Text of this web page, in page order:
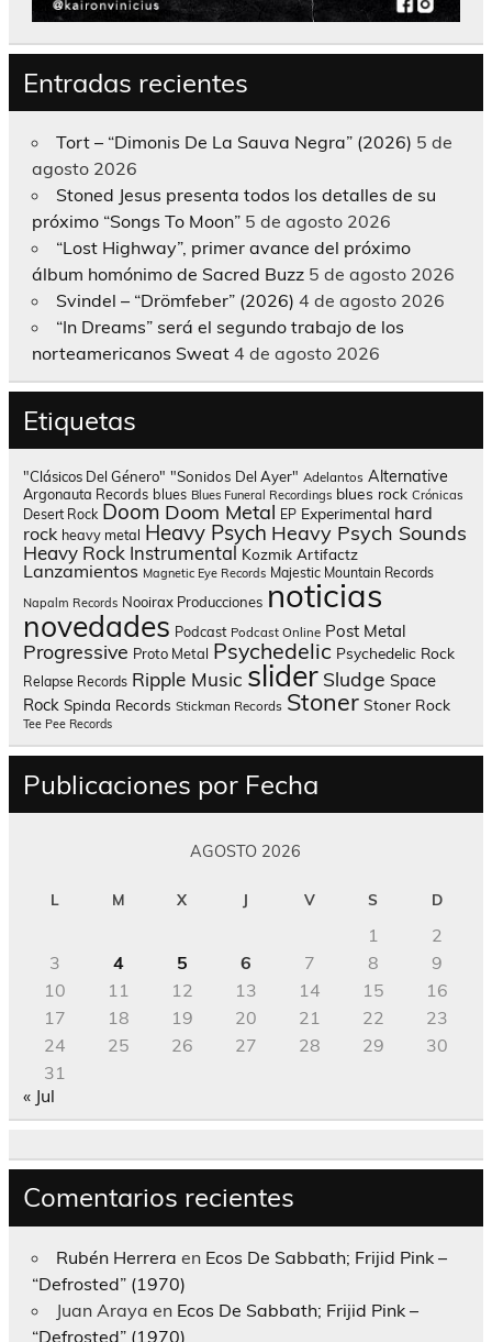
Entradas recientes
Tort – “Dimonis De La Sauva Negra” (2026) 5 de
agosto 2026
Stoned Jesus presenta todos los detalles de su
próximo “Songs To Moon” 5 de agosto 2026
“Lost Highway”, primer avance del próximo
álbum homónimo de Sacred Buzz 5 de agosto 2026
Svindel – “Drömfeber” (2026) 4 de agosto 2026
“In Dreams” será el segundo trabajo de los
norteamericanos Sweat 4 de agosto 2026
Etiquetas
"Clásicos Del Género" "Sonidos Del Ayer" Adelantos Alternative
Argonauta Records blues Blues Funeral Recordings blues rock Crónicas
Desert Rock Doom Doom Metal EP Experimental hard
rock heavy metal Heavy Psych Heavy Psych Sounds
Heavy Rock Instrumental Kozmik Artifactz
Lanzamientos Magnetic Eye Records Majestic Mountain Records
Napalm Records Nooirax Producciones noticias
novedades Podcast Podcast Online Post Metal
Progressive Proto Metal Psychedelic Psychedelic Rock
Relapse Records Ripple Music slider Sludge Space
Rock Spinda Records Stickman Records Stoner Stoner Rock
Tee Pee Records
Publicaciones por Fecha
AGOSTO 2026
L M X J V S D
1
2
3
4 5 6 7 8
9
10
11 12 13 14 15
16
17
18 19 20 21 22
23
24
25 26 27 28 29
30
31
« Jul
Comentarios recientes
Rubén Herrera en Ecos De Sabbath; Frijid Pink –
“Defrosted” (1970)
Juan Araya en Ecos De Sabbath; Frijid Pink –
“Defrosted” (1970)